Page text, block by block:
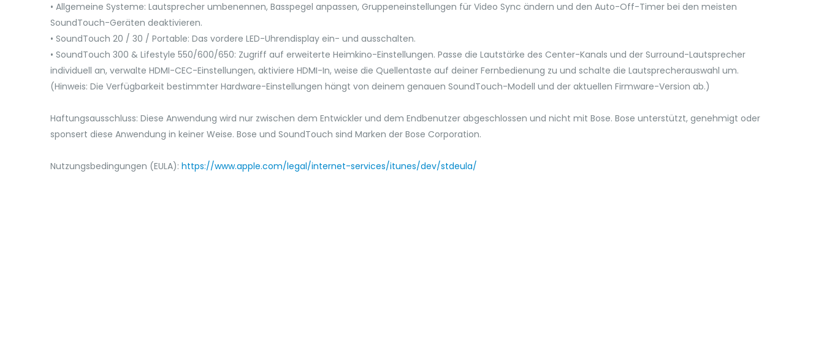
• Allgemeine Systeme: Lautsprecher umbenennen, Basspegel anpassen, Gruppeneinstellungen für Video Sync ändern und den Auto-Off-Timer bei den meisten
SoundTouch-Geräten deaktivieren.
• SoundTouch 20 / 30 / Portable: Das vordere LED-Uhrendisplay ein- und ausschalten.
• SoundTouch 300 & Lifestyle 550/600/650: Zugriff auf erweiterte Heimkino-Einstellungen. Passe die Lautstärke des Center-Kanals und der Surround-Lautsprecher
individuell an, verwalte HDMI-CEC-Einstellungen, aktiviere HDMI-In, weise die Quellentaste auf deiner Fernbedienung zu und schalte die Lautsprecherauswahl um.
(Hinweis: Die Verfügbarkeit bestimmter Hardware-Einstellungen hängt von deinem genauen SoundTouch-Modell und der aktuellen Firmware-Version ab.)
Haftungsausschluss: Diese Anwendung wird nur zwischen dem Entwickler und dem Endbenutzer abgeschlossen und nicht mit Bose. Bose unterstützt, genehmigt oder
sponsert diese Anwendung in keiner Weise. Bose und SoundTouch sind Marken der Bose Corporation.
Nutzungsbedingungen (EULA): https://www.apple.com/legal/internet-services/itunes/dev/stdeula/